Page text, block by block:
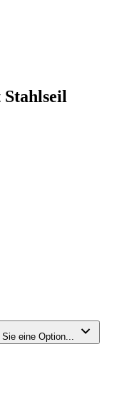
Stahlseil
eine Option...